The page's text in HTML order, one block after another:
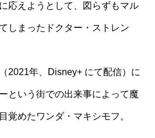
応えようとして、図らずもマル
しまったドクター・ストレン
2021年、Disney+ にて配信）に
という街での出来事によって魔
覚めたワンダ・マキシモフ。